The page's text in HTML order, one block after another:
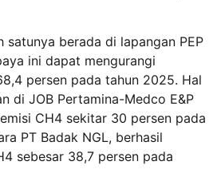
satunya berada di lapangan PEP
ini dapat mengurangi
persen pada tahun 2025. Hal
di JOB Pertamina-Medco E&P
CH4 sekitar 30 persen pada
PT Badak NGL, berhasil
sebesar 38,7 persen pada